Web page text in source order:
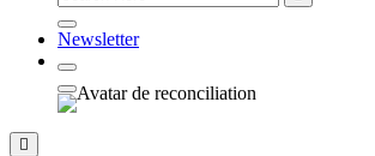
Newsletter